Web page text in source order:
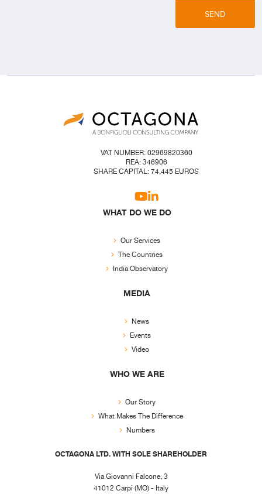
SEND
VAT NUMBER: 02969820360
REA: 346906
SHARE CAPITAL: 74,445 EUROS
WHAT DO WE DO
Our Services
The Countries
India Observatory
MEDIA
News
Events
Video
WHO WE ARE
Our Story
What Makes The Difference
Numbers
OCTAGONA LTD. WITH SOLE SHAREHOLDER
Via Giovanni Falcone, 3
41012 Carpi (MO) - Italy